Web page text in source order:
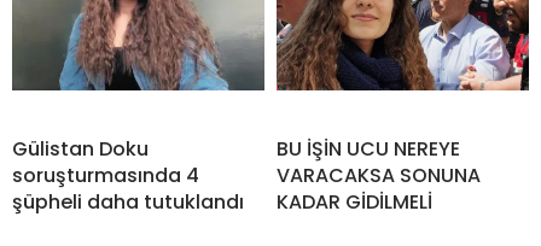
Gülistan Doku
soruşturmasında 4
şüpheli daha tutuklandı
BU İŞİN UCU NEREYE
VARACAKSA SONUNA
KADAR GİDİLMELİ